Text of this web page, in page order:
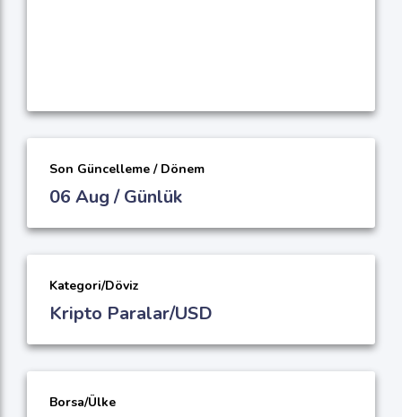
Son Güncelleme / Dönem
06 Aug / Günlük
Kategori/Döviz
Kripto Paralar/USD
Borsa/Ülke